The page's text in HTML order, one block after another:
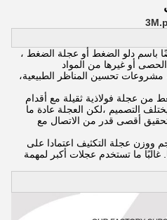
باسم دلو الضغط أو عجلة الضغط ،
أو غيرها من المواد
مشروعات تحسين المناظر الطبيعية،
من عجلة فولاذية ثقيلة مع أقدام
التصميم ،لكن العجلة عادة ما
أقصى قدر من الاتصال مع
ووزن عجلة التكثيف اعتمادا على
غالبًا ما تستخدم عجلات أكبر لمهمة